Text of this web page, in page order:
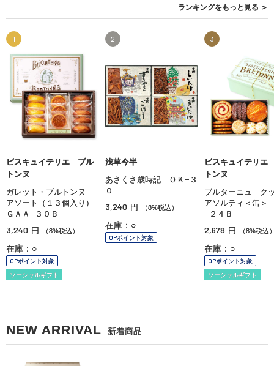
ランキングをもっと見る ＞
1
ビスキュイテリエ ブル
トンヌ
ガレット・ブルトンヌ
アソート（１３個入り）
ＧＡＡ−３０Ｂ
3,240 円 （8%税込）
在庫：○
OPポイント対象
ソーシャルギフト
2
浅草今半
あさくさ歳時記 ＯＫ−３
０
3,240 円 （8%税込）
在庫：○
OPポイント対象
3
ビスキュイテリ
トンヌ
ブルターニュ ク
アソルティ＜缶
−２４Ｂ
2,678 円 （8%税込
在庫：○
OPポイント対象
ソーシャルギフト
NEW ARRIVAL 新着商品